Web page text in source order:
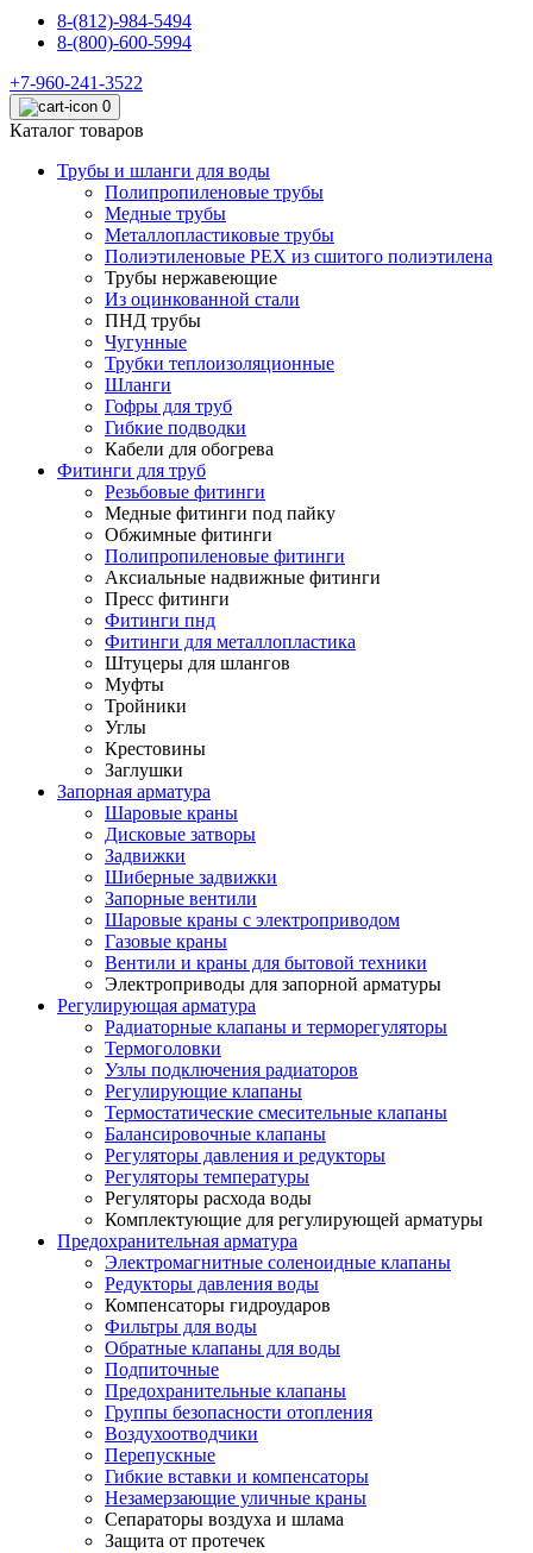
8-(812)-984-5494
8-(800)-600-5994
+7-960-241-3522
0
Каталог товаров
Трубы и шланги для воды
Полипропиленовые трубы
Медные трубы
Металлопластиковые трубы
Полиэтиленовые PEX из сшитого полиэтилена
Трубы нержавеющие
Из оцинкованной стали
ПНД трубы
Чугунные
Трубки теплоизоляционные
Шланги
Гофры для труб
Гибкие подводки
Кабели для обогрева
Фитинги для труб
Резьбовые фитинги
Медные фитинги под пайку
Обжимные фитинги
Полипропиленовые фитинги
Аксиальные надвижные фитинги
Пресс фитинги
Фитинги пнд
Фитинги для металлопластика
Штуцеры для шлангов
Муфты
Тройники
Углы
Крестовины
Заглушки
Запорная арматура
Шаровые краны
Дисковые затворы
Задвижки
Шиберные задвижки
Запорные вентили
Шаровые краны с электроприводом
Газовые краны
Вентили и краны для бытовой техники
Электроприводы для запорной арматуры
Регулирующая арматура
Радиаторные клапаны и терморегуляторы
Термоголовки
Узлы подключения радиаторов
Регулирующие клапаны
Термостатические смесительные клапаны
Балансировочные клапаны
Регуляторы давления и редукторы
Регуляторы температуры
Регуляторы расхода воды
Комплектующие для регулирующей арматуры
Предохранительная арматура
Электромагнитные соленоидные клапаны
Редукторы давления воды
Компенсаторы гидроударов
Фильтры для воды
Обратные клапаны для воды
Подпиточные
Предохранительные клапаны
Группы безопасности отопления
Воздухоотводчики
Перепускные
Гибкие вставки и компенсаторы
Незамерзающие уличные краны
Сепараторы воздуха и шлама
Защита от протечек